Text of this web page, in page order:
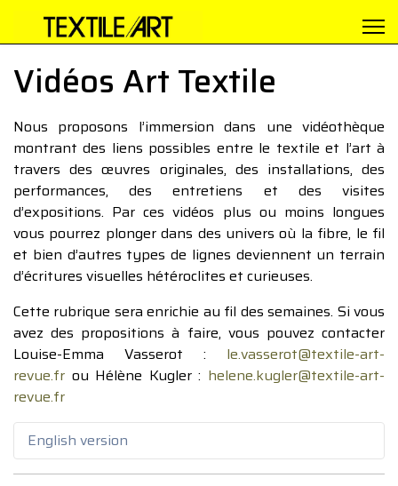
Vidéos Art Textile
Nous proposons l’immersion dans une vidéothèque
montrant des liens possibles entre le textile et l’art à
travers des œuvres originales, des installations, des
performances, des entretiens et des visites
d’expositions. Par ces vidéos plus ou moins longues
vous pourrez plonger dans des univers où la fibre, le fil
et bien d’autres types de lignes deviennent un terrain
d’écritures visuelles hétéroclites et curieuses.
Cette rubrique sera enrichie au fil des semaines. Si vous
avez des propositions à faire, vous pouvez contacter
Louise-Emma Vasserot : le.vasserot@textile-art-
revue.fr ou Hélène Kugler : helene.kugler@textile-art-
revue.fr
English version